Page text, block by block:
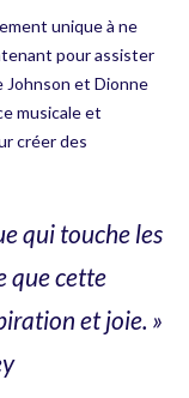
unique à ne
pour assister
Johnson et Dionne
musicale et
créer des
qui touche les
que cette
et joie. »